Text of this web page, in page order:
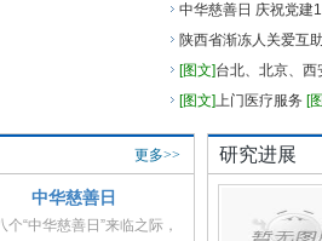
中华慈善日 庆祝党建
陕西省渐冻人关爱互
[图文]台北、北京、
圆满举
[图文]上门医疗服务 [
关爱互助协
中西医结合 让罕见病
陕西省渐冻人关爱互
更多>>
中华慈善日
个“中华慈善日”来临之际，
研究进展